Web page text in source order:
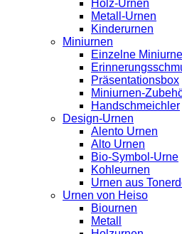
Holz-Urnen
Metall-Urnen
Kinderurnen
Miniurnen
Einzelne
Präsentationsbox
Miniurnen-
Handschmeichler
Design-Urnen
Alento Urnen
Alto Urnen
Bio-Symbol-Urne
Kohleurnen
Urnen aus
Urnen von Heiso
Biournen
Metall